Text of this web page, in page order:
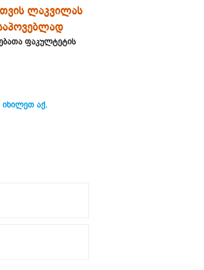
ლაკვილას
ფაკულტეტის
იხილეთ აქ.